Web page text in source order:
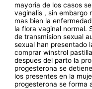
mayoria de los casos
vaginalis , sin embargo
mas bien la
la flora vaginal normal.
de transmision sexual
sexual han presentado
comprar winstrol
despues del parto la
progesterona se
los presentes en la
progesterona se forma